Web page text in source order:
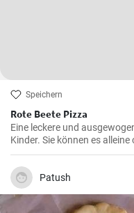
Speichern
Rote Beete Pizza
Eine leckere und
Kinder. Sie können es
Hause oder unterwegs.
Patush